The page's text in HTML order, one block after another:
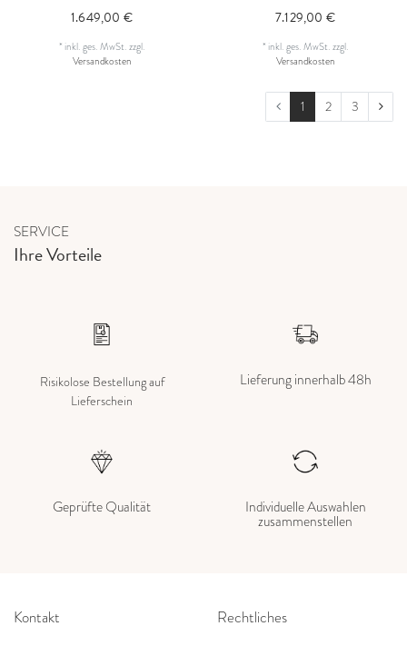
1.649,00 €
* inkl. ges. MwSt.zzgl.
Versandkosten
7.129,00 €
* inkl. ges. MwSt.zzgl.
Versandkosten
1 2 3
SERVICE
Ihre Vorteile
Risikolose Bestellung auf
Lieferschein
Lieferung innerhalb 48h
Geprüfte Qualität Individuelle Auswahlen
zusammenstellen
Kontakt Rechtliches